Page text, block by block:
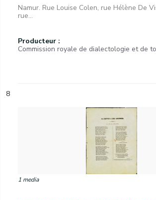
Namur. Rue Louise Colen, rue Hélène De
rue...
Producteur :
Commission royale de dialectologie et de
8
1 media